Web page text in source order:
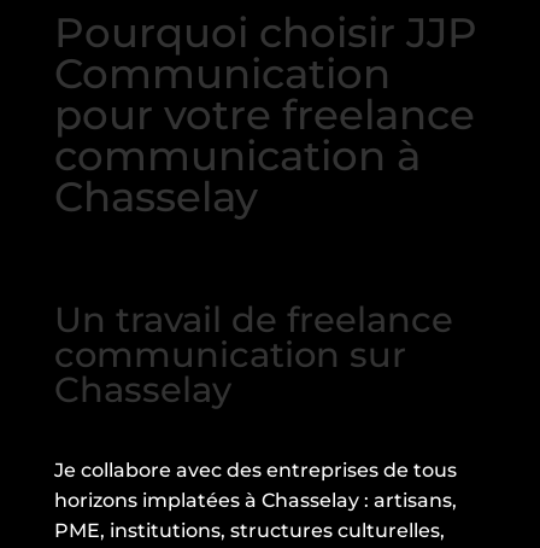
Pourquoi choisir JJP
Communication
pour votre freelance
communication à
Chasselay
Un travail de freelance
communication sur
Chasselay
Je collabore avec des entreprises de tous
horizons implatées à Chasselay : artisans,
PME, institutions, structures culturelles,